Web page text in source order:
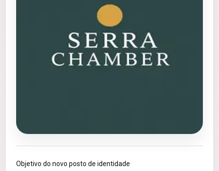
Objetivo do novo posto de identidade